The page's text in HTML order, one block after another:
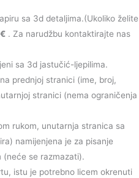
sa 3d detaljima.(Ukoliko želite
. Za narudžbu kontaktirajte nas
sa 3d jastučić-ljepilima.
prednjoj stranici (ime, broj,
stranici (nema ograničenja
rukom, unutarnja stranica sa
namijenjena je za pisanje
(neće se razmazati).
istu je potrebno licem okrenuti